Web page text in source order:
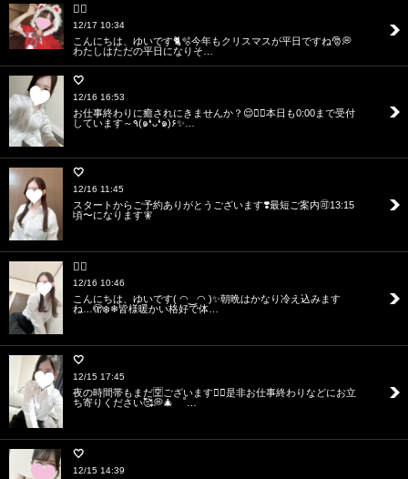
❤️‍🔥
12/17 10:34
こんにちは、ゆいです🐈🫧今年もクリスマスが平日ですね🎅💭
わたしはただの平日になりそ…
🤍
12/16 16:53
お仕事終わりに癒されにきませんか？😌❤️‍🔥本日も0:00まで受付
しています～٩(๑❛ᴗ❛๑)۶✨…
🤍
12/16 11:45
スタートからご予約ありがとうございます❣️最短ご案内🉑13:15
頃〜になります🧚
❤️‍🔥
12/16 10:46
こんにちは、ゆいです( ◠‿◠ )✨朝晩はかなり冷え込みます
ね…🫣❄️❄︎皆様暖かい格好で体…
🤍
12/15 17:45
夜の時間帯もまだ🈳ございます💁‍♀️是非お仕事終わりなどにお立
ち寄りください🥰💭🎄 ˚…
🤍
12/15 14:39